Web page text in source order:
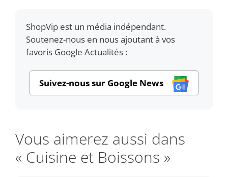
ShopVip est un média indépendant.
Soutenez-nous en nous ajoutant à vos
favoris Google Actualités :
Suivez-nous sur Google News
Vous aimerez aussi dans
« Cuisine et Boissons »